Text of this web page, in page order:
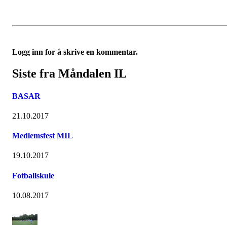
Logg inn for å skrive en kommentar.
Siste fra Måndalen IL
BASAR
21.10.2017
Medlemsfest MIL
19.10.2017
Fotballskule
10.08.2017